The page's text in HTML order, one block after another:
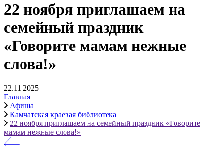
22 ноября приглашаем на
семейный праздник
«Говорите мамам нежные
слова!»
22.11.2025
Главная
Афиша
Камчатская краевая библиотека
22 ноября приглашаем на семейный праздник «Говорите
мамам нежные слова!»